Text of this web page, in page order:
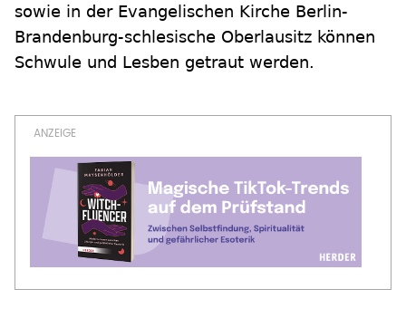
sowie in der Evangelischen Kirche Berlin-
Brandenburg-schlesische Oberlausitz können
Schwule und Lesben getraut werden.